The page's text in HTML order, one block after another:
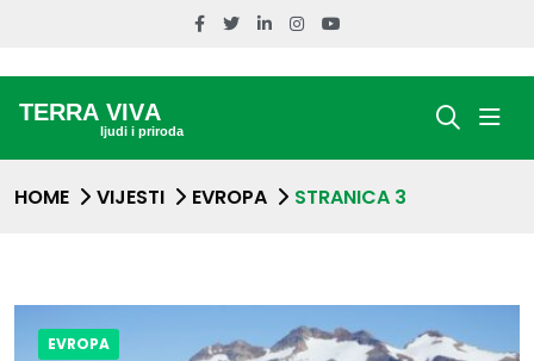
HOME VIJESTI EVROPA STRANICA 3
EVROPA